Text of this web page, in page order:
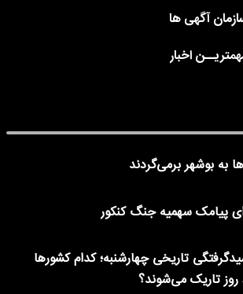
آگهی ها
اخبار
به بوشهر برمی‌گردند
پیامک‌ سهمیه جنگ کنکور
تاریخی چهارشنبه؛ کدام کشورها
تاریک می‌شوند؟